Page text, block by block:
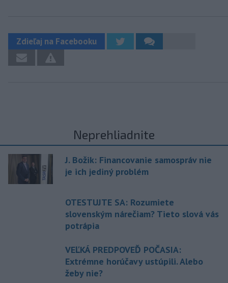
Zdieľaj na Facebooku
Neprehliadnite
J. Božik: Financovanie samospráv nie
je ich jediný problém
OTESTUJTE SA: Rozumiete
slovenským nárečiam? Tieto slová vás
potrápia
VEĽKÁ PREDPOVEĎ POČASIA:
Extrémne horúčavy ustúpili. Alebo
žeby nie?